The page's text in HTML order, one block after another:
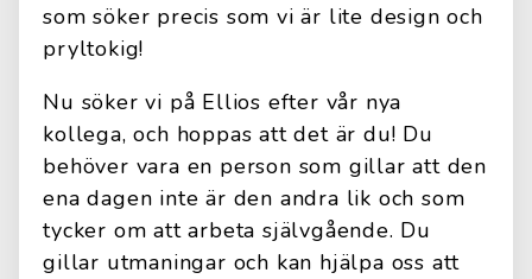
som söker precis som vi är lite design och
pryltokig!
Nu söker vi på Ellios efter vår nya
kollega, och hoppas att det är du! Du
behöver vara en person som gillar att den
ena dagen inte är den andra lik och som
tycker om att arbeta självgående. Du
gillar utmaningar och kan hjälpa oss att